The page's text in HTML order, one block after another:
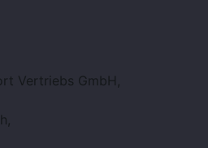
Vertriebs GmbH,